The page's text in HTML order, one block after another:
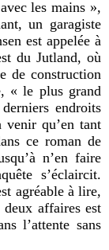
les mains »,
un garagiste
est appelée à
du Jutland, où
de construction
« le plus grand
endroits
venir qu’en tant
ce roman de
n’en faire
s’éclaircit.
agréable à lire,
deux affaires est
l’attente sans